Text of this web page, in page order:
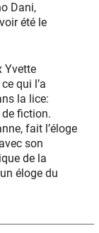
Dani,
été le
Yvette
qui l’a
la lice:
de fiction.
fait l’éloge
son
de la
éloge du